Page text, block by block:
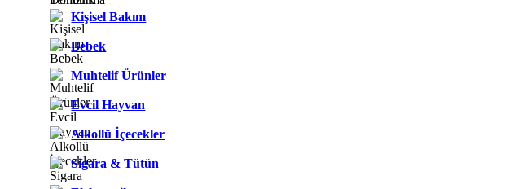
Kişisel Bakım
Bebek
Muhtelif Ürünler
Evcil Hayvan
Alkollü İçecekler
Sigara & Tütün